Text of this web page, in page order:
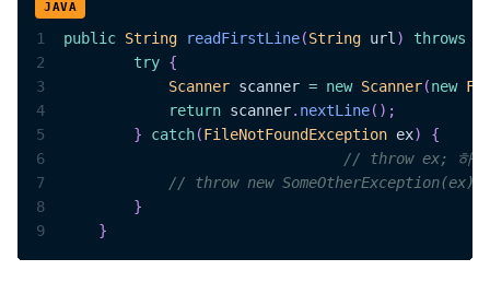
1 public String readFirstLine(String url ) throws
2
try {
3
Scanner scanner = new Scanner(new
4
return scanner. nextLine( ) ;
5
} catch(FileNotFoundException ex)
{
6
// throw ex; 하
7
// throw new SomeOtherException(ex);
8
}
9
}